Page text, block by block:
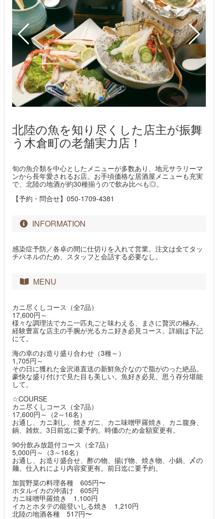
北陸の魚を知り尽くした店主が振舞
う木倉町の老舗実力店！
旬の魚介類を中心としたメニューが多数あり、地元サラリーマ
ンから長年愛されるお店。お手頃価格な居酒屋メニューも充実
で、北陸の地酒が約30種揃うので飲み比べも◎。
【予約・問合せ】050-1709-4381
INFORMATION
感染症予防／各卓の間に仕切りを入れて営業。注文は全てタッ
チパネルのため、スタッフと会話する必要なし。
MENU
カニ尽くしコース（全7品）
17,600円～
様々な調理法でカニ一匹丸ごと味わえる、まさに贅沢の極み。
経験豊富な店主の手腕が光るカニ好き必見コース。詳細は下記
にて。
海の幸のお造り盛り合わせ（3種～）
1,705円～
その日に獲れた金沢港直送の新鮮魚介なので脂がのった絶品。
豪快な盛り付けで見た目も美しい。魚好き必見、思う存分堪能
して。
☆COURSE
カニ尽くしコース（全7品）
17,600円～（2～16名）
お通し、カニ刺し、焼きガニ、カニ味噌甲羅焼き、カニ腹身、
鍋、雑炊。3日前迄に要予約。時価のため金額変更有。
90分飲み放題付コース（全7品）
5,000円～（3～16名）
お通し、お造り盛合せ、酢の物、揚げ物、焼き物、小鍋、〆の
麺。仕入れにより内容変更有。前日迄に要予約。
加賀野菜の料理各種 605円〜
ホタルイカの沖漬け 605円
カニ味噌甲羅焼き 1,100円
イカとホタテの能登いしる焼き 1,210円
北陸の地酒各種 517円〜